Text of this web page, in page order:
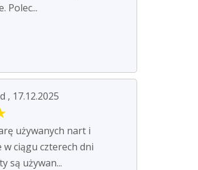
Polec...
, 17.12.2025
używanych nart i
ciągu czterech dni
są używan...